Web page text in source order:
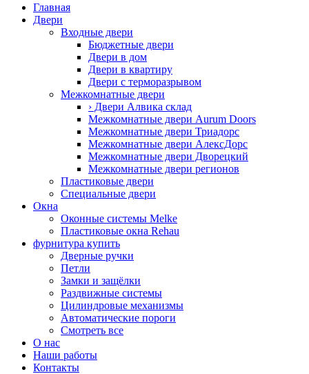
Главная
Двери
Входные двери
Бюджетные двери
Двери в дом
Двери в квартиру
Двери с терморазрывом
Межкомнатные двери
› Двери Алвика склад
Межкомнатные двери Aurum Doors
Межкомнатные двери Триадорс
Межкомнатные двери АлексДорс
Межкомнатные двери Дворецкий
Межкомнатные двери регионов
Пластиковые двери
Специальные двери
Окна
Оконные системы Melke
Пластиковые окна Rehau
фурнитура купить
Дверные ручки
Петли
Замки и защёлки
Раздвижные системы
Цилиндровые механизмы
Автоматические пороги
Смотреть все
О нас
Наши работы
Контакты